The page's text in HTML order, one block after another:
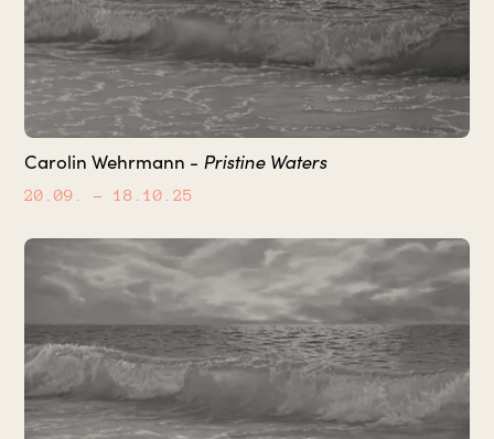
Carolin Wehrmann - Pristine Waters
20.09. – 18.10.25